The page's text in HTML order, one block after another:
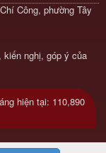
Công, phường Tây
kiến nghị, góp ý của
hiện tại: 110,890